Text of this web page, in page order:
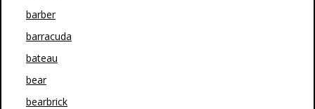
barber
barracuda
bateau
bear
bearbrick